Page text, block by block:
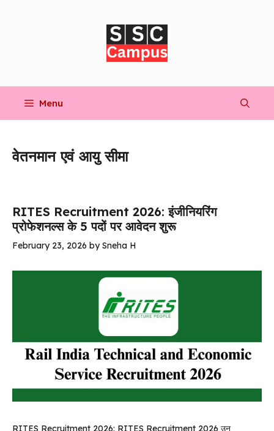
Menu
वेतनमान एवं आयु सीमा
RITES Recruitment 2026: इंजीनियरिंग
प्रोफेशनल्स के 5 पदों पर आवेदन शुरू
February 23, 2026 bySneha H
RITES Recruitment 2026: RITES Recruitment 2026 उन